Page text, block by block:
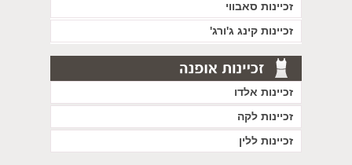
זכיינות סאבווי
זכיינות קינג ג'ורג'
זכיינות אלדו
זכיינות לקה
זכיינות ללין